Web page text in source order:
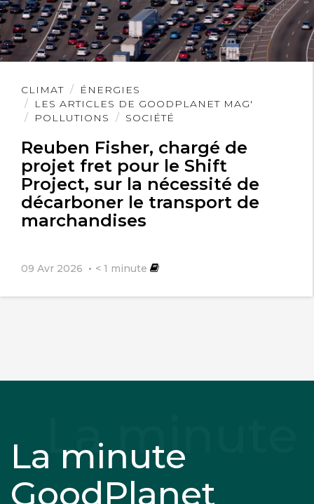
CLIMAT
ÉNERGIES
LES ARTICLES DE GOODPLANET MAG'
POLLUTIONS
SOCIÉTÉ
Reuben Fisher, chargé de
projet fret pour le Shift
Project, sur la nécessité de
décarboner le transport de
marchandises
09 Avr 2026 < 1 minute
Lire
l'article
La minute
GoodPlanet